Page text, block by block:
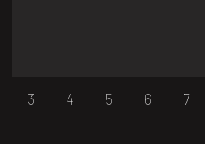
3 4 5 6 7